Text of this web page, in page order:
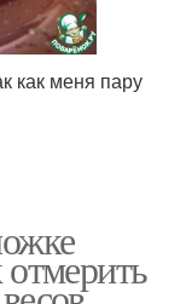
как меня пару